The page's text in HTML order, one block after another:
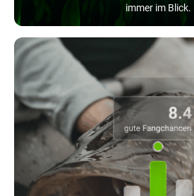
immer im Blick.